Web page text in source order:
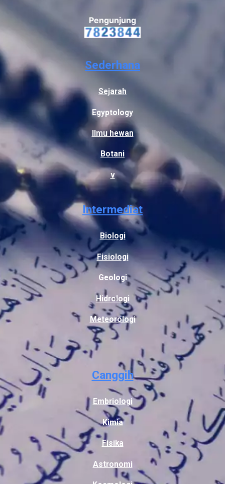
Pengunjung
Sederhana
Sejarah
Egyptology
Ilmu hewan
Botani
v
Intermediat
Biologi
Fisiologi
Geologi
Hidrologi
Meteorologi
Canggih
Embriologi
Kimia
Fisika
Astronomi